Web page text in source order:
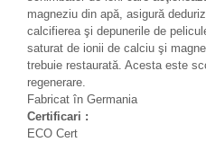
magneziu din apă, asigură
calcifierea şi depunerile de
saturat de ionii de calciu şi
trebuie restaurată. Acesta este
regenerare.
Fabricat în Germania
Certificari :
ECO Cert